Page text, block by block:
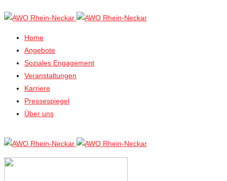
Home
Angebote
Soziales Engagement
Veranstaltungen
Karriere
Pressespiegel
Über uns